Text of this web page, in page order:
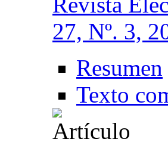
27, Nº. 3,
Resumen
Texto